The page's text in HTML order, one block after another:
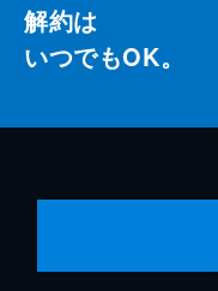
解約は
いつでもOK。